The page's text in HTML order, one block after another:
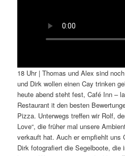
18 Uhr | Thomas und Alex sind
und Dirk wollen einen Cay trinken
heute abend steht fest, Café Inn –
Restaurant it den besten
Pizza. Unterwegs treffen wir Rolf,
Love“, die früher mal unsere
verkauft hat. Auch er empfiehlt uns
Dirk fotografiert die Segelboote, die